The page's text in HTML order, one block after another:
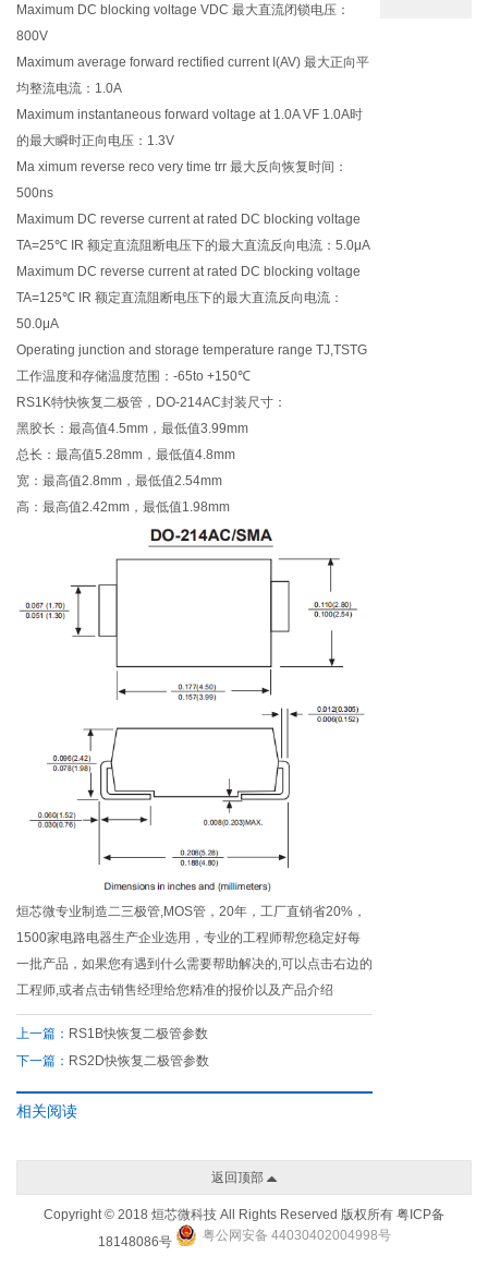
Maximum DC blocking voltage VDC 最大直流闭锁电压：
800V
Maximum average forward rectified current I(AV) 最大正向平
均整流电流：1.0A
Maximum instantaneous forward voltage at 1.0A VF 1.0A时
的最大瞬时正向电压：1.3V
Ma ximum reverse reco very time trr 最大反向恢复时间：
500ns
Maximum DC reverse current at rated DC blocking voltage
TA=25℃ IR 额定直流阻断电压下的最大直流反向电流：5.0μA
Maximum DC reverse current at rated DC blocking voltage
TA=125℃ IR 额定直流阻断电压下的最大直流反向电流：
50.0μA
Operating junction and storage temperature range TJ,TSTG
工作温度和存储温度范围：-65to +150℃
RS1K特快恢复二极管，DO-214AC封装尺寸：
黑胶长：最高值4.5mm，最低值3.99mm
总长：最高值5.28mm，最低值4.8mm
宽：最高值2.8mm，最低值2.54mm
高：最高值2.42mm，最低值1.98mm
烜芯微专业制造二三极管,MOS管，20年，工厂直销省20%，
1500家电路电器生产企业选用，专业的工程师帮您稳定好每
一批产品，如果您有遇到什么需要帮助解决的,可以点击右边的
工程师,或者点击销售经理给您精准的报价以及产品介绍
上一篇： RS1B快恢复二极管参数
下一篇： RS2D快恢复二极管参数
相关阅读
返回顶部
Copyright © 2018 烜芯微科技 All Rights Reserved 版权所有 粤ICP备
18148086号
粤公网安备 44030402004998号